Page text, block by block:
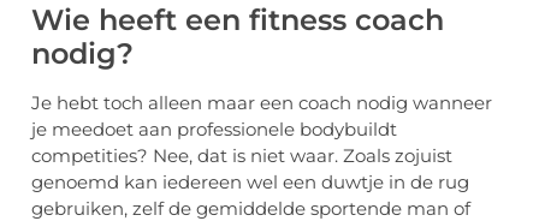
Wie heeft een fitness coach
nodig?
Je hebt toch alleen maar een coach nodig wanneer
je meedoet aan professionele bodybuildt
competities? Nee, dat is niet waar. Zoals zojuist
genoemd kan iedereen wel een duwtje in de rug
gebruiken, zelf de gemiddelde sportende man of